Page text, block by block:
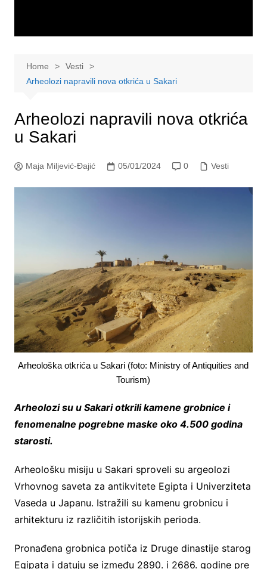
Home
Vesti
Arheolozi napravili nova otkrića u Sakari
Arheolozi napravili nova otkrića
u Sakari
Maja Miljević-Đajić 05/01/2024 0 Vesti
Arheološka otkrića u Sakari (foto: Ministry of Antiquities and
Tourism)
Arheolozi su u Sakari otkrili kamene grobnice i
fenomenalne pogrebne maske oko 4.500 godina
starosti.
Arheološku misiju u Sakari sproveli su argeolozi
Vrhovnog saveta za antikvitete Egipta i Univerziteta
Vaseda u Japanu. Istražili su kamenu grobnicu i
arhitekturu iz različitih istorijskih perioda.
Pronađena grobnica potiča iz Druge dinastije starog
Egipata i datuju se između 2890. i 2686. godine pre